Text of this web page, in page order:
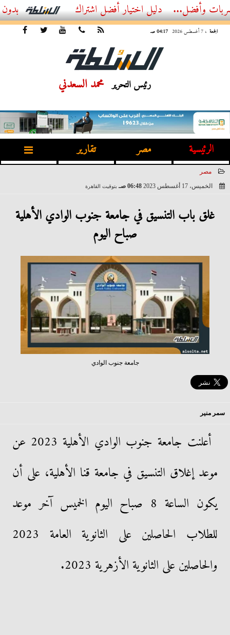
أفضل اشتراك IPTV بدون تقطيع 2026 – دليل المشاهد العصري
الجمعة ، 7 أغسطس 2026 04:17 صـ
رئيس التحرير محمد السعدني
الرئيسية مصر تقارير
مصر
الخميس، 17 أغسطس 2023
06:48 صـ بتوقيت القاهرة
غلق باب التنسيق في جامعة جنوب الوادي الأهلية
صباح اليوم
جامعة جنوب الوادي
سمر منير
أعلنت جامعة جنوب الوادي الأهلية 2023 عن
موعد إغلاق التنسيق في جامعة قنا الأهلية، على أن
يكون الساعة 8 صباح اليوم الخميس آخر موعد
للطلاب الحاصلين على الثانوية العامة 2023
والحاصلين على الثانوية الأزهرية 2023.